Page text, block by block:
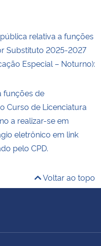
relativa a funções
Substituto 2025-2027
Especial – Noturno):
funções de
Curso de Licenciatura
a realizar-se em
eletrônico em link
pelo CPD.
Voltar ao topo